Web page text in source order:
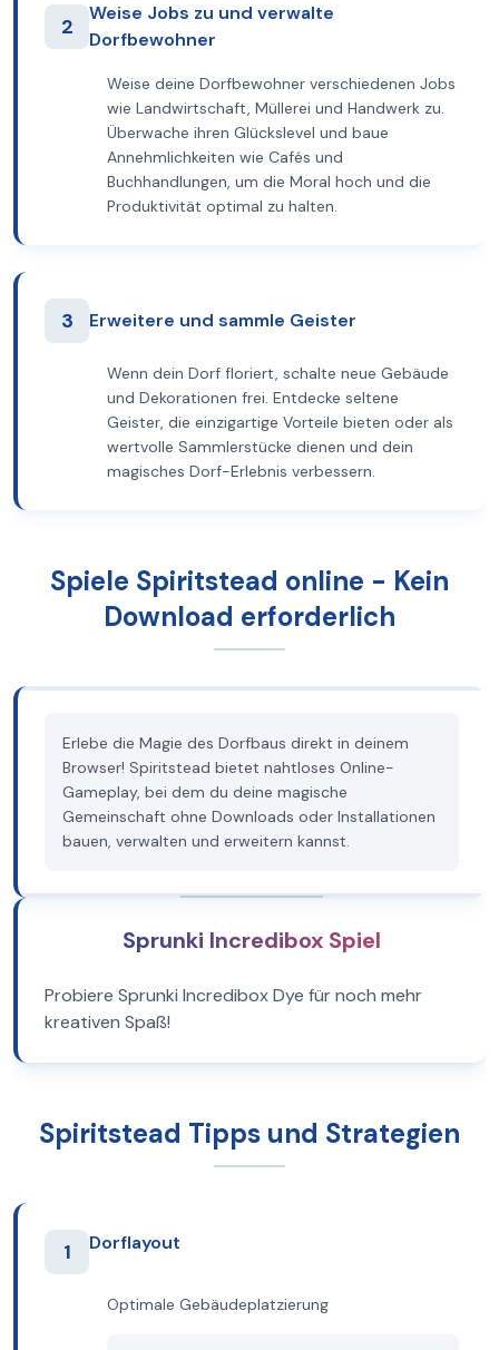
2
Weise Jobs zu und verwalte
Dorfbewohner
Weise deine Dorfbewohner verschiedenen Jobs
wie Landwirtschaft, Müllerei und Handwerk zu.
Überwache ihren Glückslevel und baue
Annehmlichkeiten wie Cafés und
Buchhandlungen, um die Moral hoch und die
Produktivität optimal zu halten.
3 Erweitere und sammle Geister
Wenn dein Dorf floriert, schalte neue Gebäude
und Dekorationen frei. Entdecke seltene
Geister, die einzigartige Vorteile bieten oder als
wertvolle Sammlerstücke dienen und dein
magisches Dorf-Erlebnis verbessern.
Spiele Spiritstead online - Kein
Download erforderlich
Erlebe die Magie des Dorfbaus direkt in deinem
Browser! Spiritstead bietet nahtloses Online-
Gameplay, bei dem du deine magische
Gemeinschaft ohne Downloads oder Installationen
bauen, verwalten und erweitern kannst.
Sprunki Incredibox Spiel
Probiere Sprunki Incredibox Dye für noch mehr
kreativen Spaß!
Spiritstead Tipps und Strategien
1 Dorflayout
Optimale Gebäudeplatzierung